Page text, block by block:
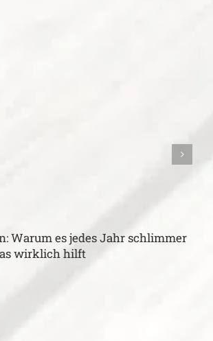
Warum es jedes Jahr schlimmer
wirklich hilft